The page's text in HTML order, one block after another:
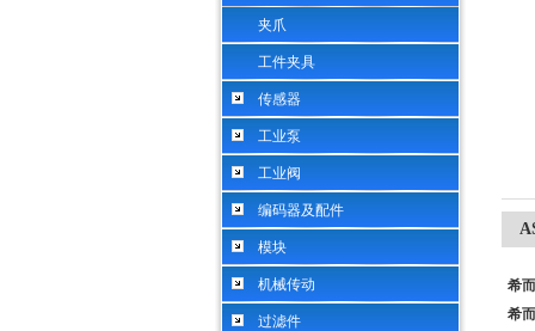
夹爪
工件夹具
传感器
工业泵
工业阀
编码器及配件
模块
机械传动
过滤件
希
希